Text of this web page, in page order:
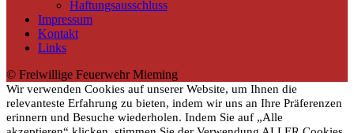
Haftungsausschluss
Impressum
Kontakt
Links
© Freiwillige Feuerwehr Mieming
Wir verwenden Cookies auf unserer Website, um Ihnen die
relevanteste Erfahrung zu bieten, indem wir uns an Ihre Präferenzen
erinnern und Besuche wiederholen. Indem Sie auf „Alle